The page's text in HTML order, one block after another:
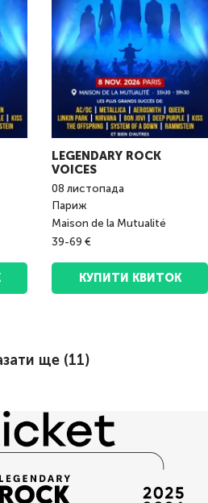
LEGENDARY ROCK
VOICES
08 листопада
Париж
Maison de la Mutualité
39-69 €
КУПИТИ КВИТОК
ще (11)